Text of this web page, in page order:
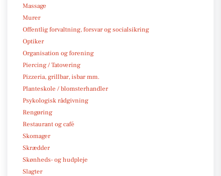
Massage
Murer
Offentlig forvaltning, forsvar og socialsikring
Optiker
Organisation og forening
Piercing / Tatovering
Pizzeria, grillbar, isbar mm.
Planteskole / blomsterhandler
Psykologisk rådgivning
Rengøring
Restaurant og café
Skomager
Skrædder
Skønheds- og hudpleje
Slagter